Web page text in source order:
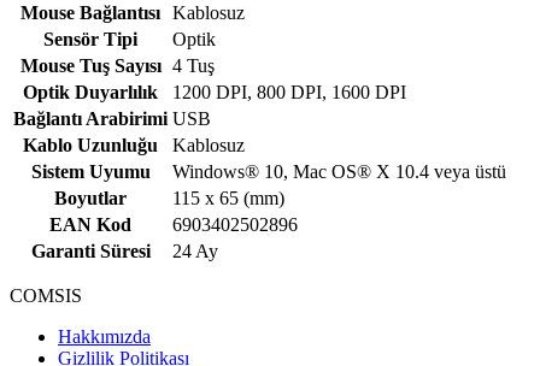
Mouse Bağlantısı Kablosuz
Sensör Tipi
Optik
Mouse Tuş Sayısı 4 Tuş
Optik Duyarlılık
1200 DPI, 800 DPI, 1600 DPI
Bağlantı Arabirimi USB
Kablo Uzunluğu
Kablosuz
Sistem Uyumu
Windows® 10, Mac OS® X 10.4 veya üstü
Boyutlar
115 x 65 (mm)
EAN Kod
6903402502896
Garanti Süresi
24 Ay
COMSIS
Hakkımızda
Gizlilik Politikası